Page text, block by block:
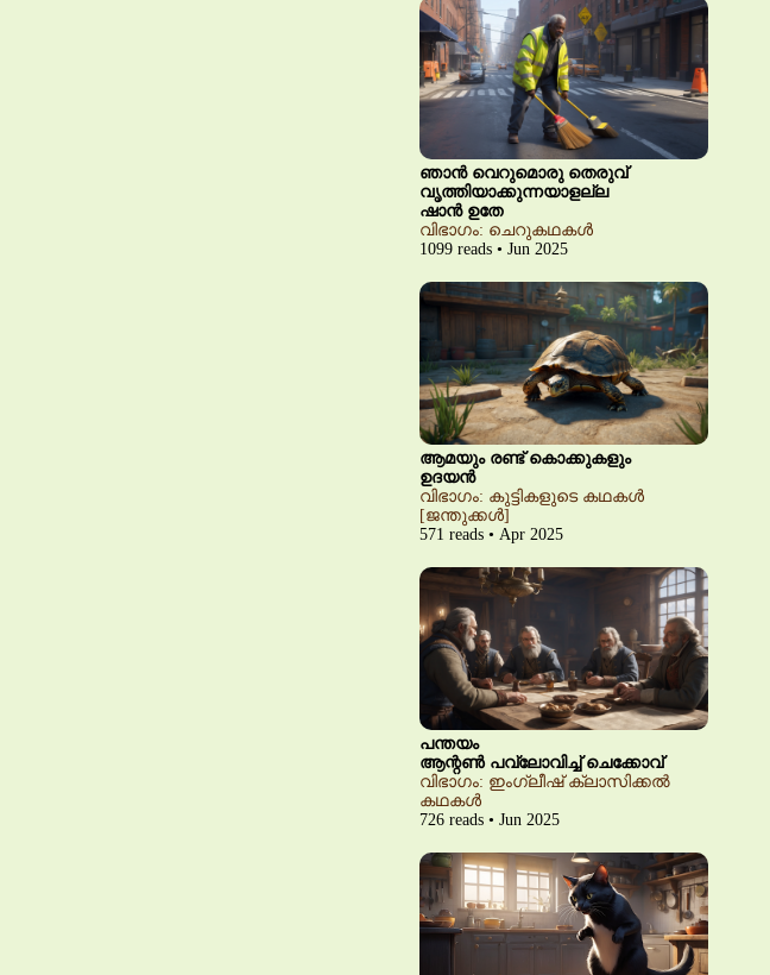
ഞാൻ വെറുമൊരു തെരുവ്
വൃത്തിയാക്കുന്നയാളല്ല
ഷാൻ ഉതേ
വിഭാഗം: ചെറുകഥകൾ
1099 reads • Jun 2025
ആമയും രണ്ട് കൊക്കുകളും
ഉദയൻ
വിഭാഗം: കുട്ടികളുടെ കഥകൾ
[ജന്തുക്കൾ]
571 reads • Apr 2025
പന്തയം
ആന്റൺ പവ്‌ലോവിച്ച് ചെക്കോവ്
വിഭാഗം: ഇംഗ്ലീഷ് ക്ലാസിക്കൽ
കഥകൾ
726 reads • Jun 2025